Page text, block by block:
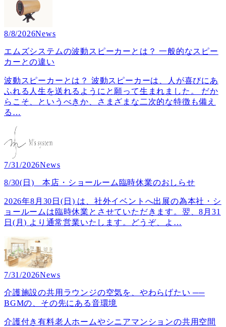
8/8/2026News
エムズシステムの波動スピーカーとは？ 一般的なスピー
カーとの違い
波動スピーカーとは？ 波動スピーカーは、人が喜びにあ
ふれる人生を送れるようにと願って生まれました。 だか
らこそ、というべきか、さまざまな二次的な特徴も備え
る …
7/31/2026News
8/30(日) 本店・ショールーム臨時休業のおしらせ
2026年8月30日(日) は、社外イベントへ出展の為本社・シ
ョールームは臨時休業とさせていただきます。翌、8月31
日(月) より通常営業いたします。どうぞ、よ …
7/31/2026News
介護施設の共用ラウンジの空気を、やわらげたい ──
BGMの、その先にある音環境
介護付き有料老人ホームやシニアマンションの共用空間